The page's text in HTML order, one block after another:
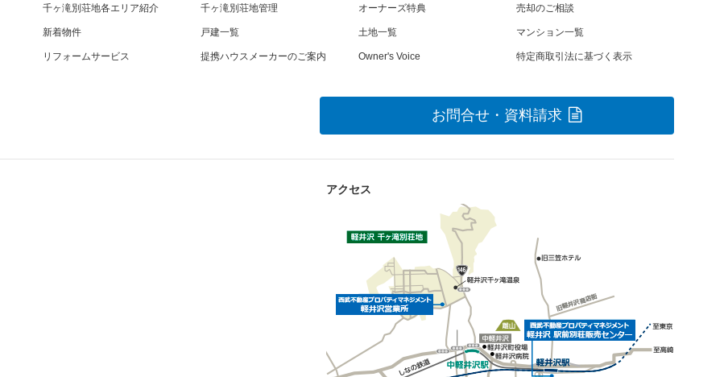
千ヶ滝別荘地各エリア紹介 千ヶ滝別荘地管理 オーナーズ特典 売却のご相談
新着物件 戸建一覧 土地一覧 マンション一覧
リフォームサービス 提携ハウスメーカーのご案内 Owner's Voice 特定商取引法に基づく表示
お問合せ・資料請求
アクセス